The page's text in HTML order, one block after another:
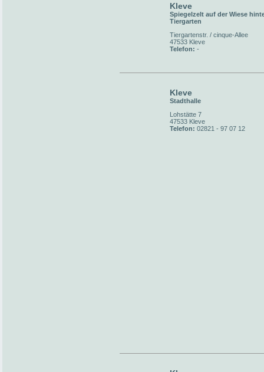
Kleve
Spiegelzelt auf der Wiese
Tiergarten
Tiergartenstr. / cinque-Allee
47533 Kleve
Telefon: -
Kleve
Stadthalle
Lohstätte 7
47533 Kleve
Telefon: 02821 - 97 07 12